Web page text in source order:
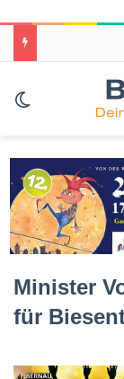
Skin
Minister
für